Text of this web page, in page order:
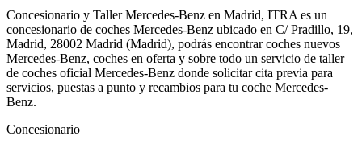
Concesionario y Taller Mercedes-Benz en Madrid, ITRA es un
concesionario de coches Mercedes-Benz ubicado en C/ Pradillo, 19,
Madrid, 28002 Madrid (Madrid), podrás encontrar coches nuevos
Mercedes-Benz, coches en oferta y sobre todo un servicio de taller
de coches oficial Mercedes-Benz donde solicitar cita previa para
servicios, puestas a punto y recambios para tu coche Mercedes-
Benz.
Concesionario